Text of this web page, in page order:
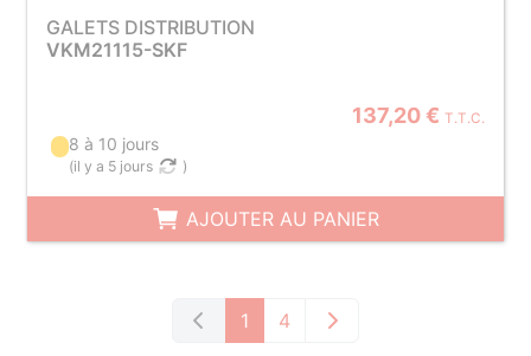
GALETS DISTRIBUTION
VKM21115-SKF
137,20 € T.T.C.
8 à 10 jours
(il y a 5 jours )
AJOUTER AU PANIER
1 4